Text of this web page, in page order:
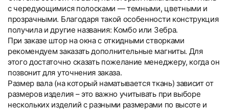
с чередующимися полосками — темными, цветными и
прозрачными. Благодаря такой особенности конструкция
получила и другие названия: Комбо или Зебра.
При заказе штор на окна с откидными створками
рекомендуем заказать дополнительные магниты. Для
этого достаточно сказать пожелание менеджеру, когда он
позвонит для уточнения заказа.
Размер вала (на который наматывается ткань) зависит от
размеров изделия – это важно учитывать при выборе
нескольких изделий с разными размерами по высоте и